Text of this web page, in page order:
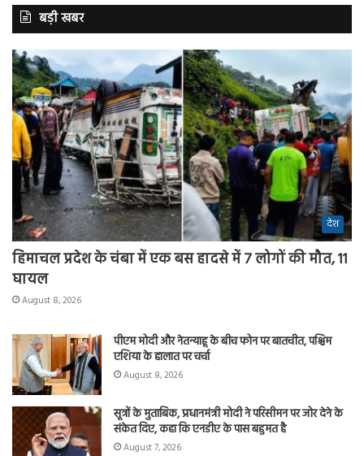
बड़ी खबर
देश
हिमाचल प्रदेश के चंबा में एक बस हादसे में 7 लोगों की मौत, 11
घायल
August 8, 2026
पीएम मोदी और नेतन्याहू के बीच फोन पर बातचीत, पश्चिम
एशिया के हालात पर चर्चा
August 8, 2026
सूत्रों के मुताबिक, प्रधानमंत्री मोदी ने परिसीमन पर जोर देने के
संकेत दिए, कहा कि एनडीए के पास बहुमत है
August 7, 2026